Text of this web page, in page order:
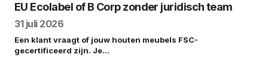
EU Ecolabel of B Corp zonder juridisch team
31 juli 2026
Een klant vraagt of jouw houten meubels FSC-
gecertificeerd zijn. Je…